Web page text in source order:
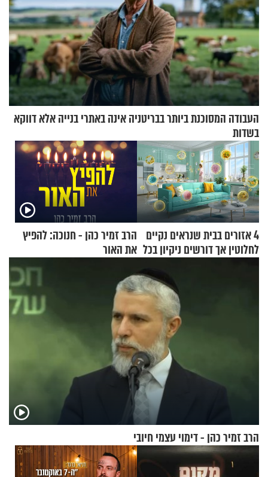
העבודה המסוכנת ביותר בבריטניה אינה באתרי בנייה אלא דווקא
בשדות
4 אזורים בבית שנראים נקיים
לחלוטין אך דורשים ניקיון בכל
הרב זמיר כהן - חנוכה: להפיץ
את האור
הרב זמיר כהן - דימוי עצמי חיובי